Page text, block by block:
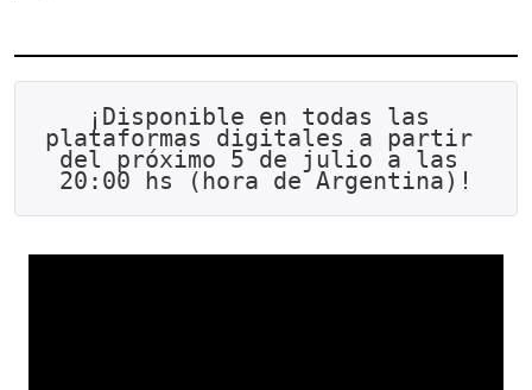
¡Disponible en todas las
plataformas digitales a partir
del próximo 5 de julio a las
20:00 hs (hora de Argentina)!